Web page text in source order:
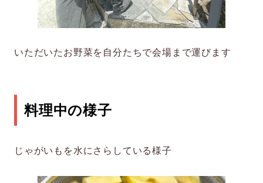
いただいたお野菜を自分たちで会場まで運びます
料理中の様子
じゃがいもを水にさらしている様子